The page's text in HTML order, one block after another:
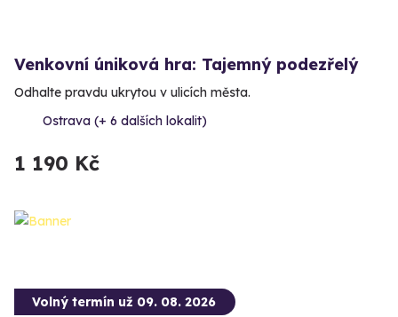
Venkovní úniková hra: Tajemný podezřelý
Odhalte pravdu ukrytou v ulicích města.
Ostrava (+ 6 dalších lokalit)
1 190 Kč
Volný termín už 09. 08. 2026